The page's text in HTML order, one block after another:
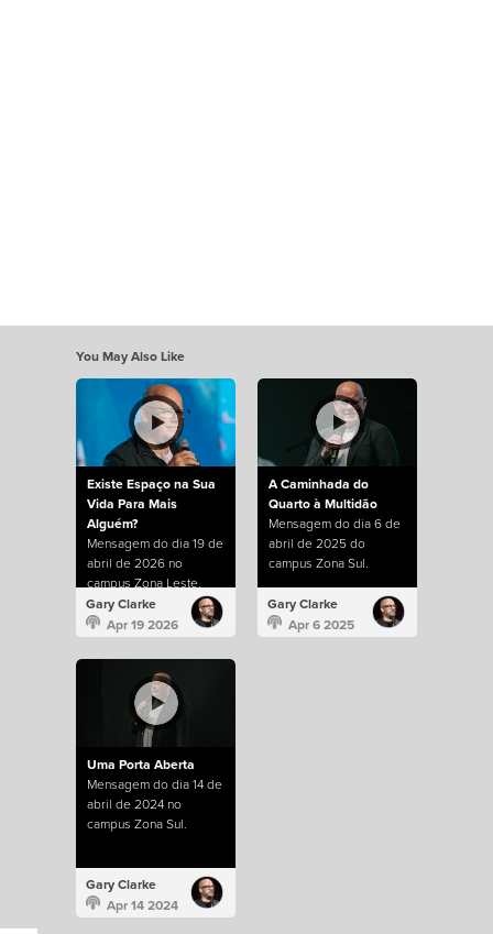
You May Also Like
Existe Espaço na Sua
Vida Para Mais
Alguém?
Mensagem do dia 19 de
abril de 2026 no
campus Zona Leste.
Gary Clarke
Apr 19 2026
A Caminhada do
Quarto à Multidão
Mensagem do dia 6 de
abril de 2025 do
campus Zona Sul.
Gary Clarke
Apr 6 2025
Uma Porta Aberta
Mensagem do dia 14 de
abril de 2024 no
campus Zona Sul.
Gary Clarke
Apr 14 2024